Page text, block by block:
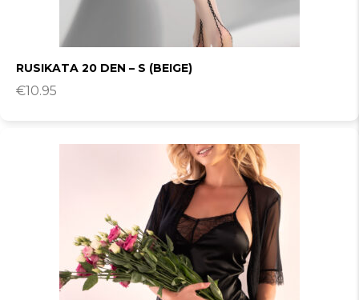
RUSIKATA 20 DEN – S (BEIGE)
€10.95